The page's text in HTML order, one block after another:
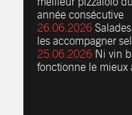
année consécutive
26.06.2026
les accompagner
25.06.2026 Ni vin
fonctionne le mieux